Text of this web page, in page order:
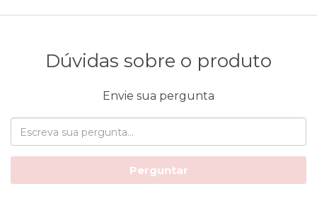
Dúvidas sobre o produto
Envie sua pergunta
Perguntar